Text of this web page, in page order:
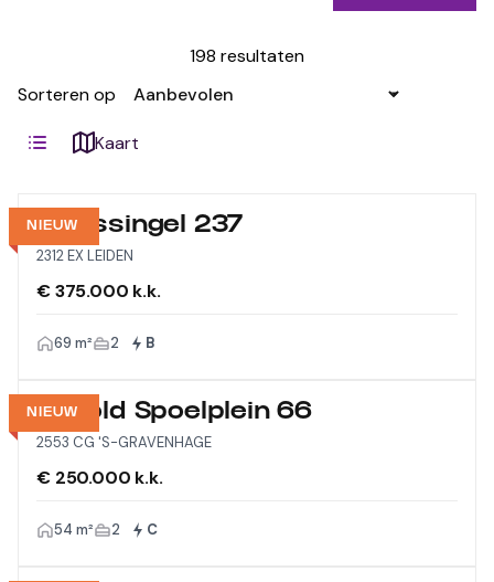
198 resultaten
Sorteren op
Kaart
NIEUW
Morssingel 237
2312 EX LEIDEN
€ 375.000 k.k.
69 m² 2 B
NIEUW
Arnold Spoelplein 66
2553 CG 'S-GRAVENHAGE
€ 250.000 k.k.
54 m² 2 C